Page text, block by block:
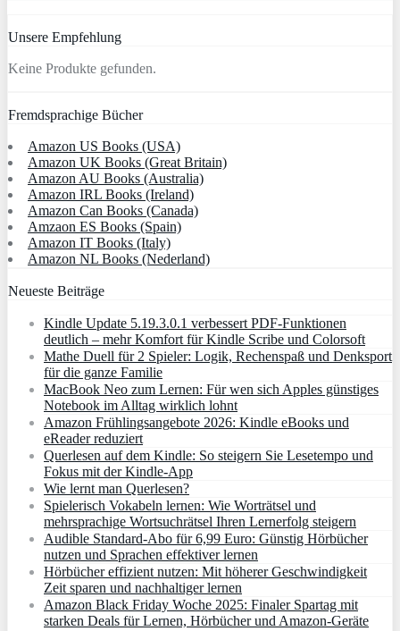
Unsere Empfehlung
Keine Produkte gefunden.
Fremdsprachige Bücher
Amazon US Books (USA)
Amazon UK Books (Great Britain)
Amazon AU Books (Australia)
Amazon IRL Books (Ireland)
Amazon Can Books (Canada)
Amzaon ES Books (Spain)
Amazon IT Books (Italy)
Amazon NL Books (Nederland)
Neueste Beiträge
Kindle Update 5.19.3.0.1 verbessert PDF-Funktionen
deutlich – mehr Komfort für Kindle Scribe und Colorsoft
Mathe Duell für 2 Spieler: Logik, Rechenspaß und Denksport
für die ganze Familie
MacBook Neo zum Lernen: Für wen sich Apples günstiges
Notebook im Alltag wirklich lohnt
Amazon Frühlingsangebote 2026: Kindle eBooks und
eReader reduziert
Querlesen auf dem Kindle: So steigern Sie Lesetempo und
Fokus mit der Kindle-App
Wie lernt man Querlesen?
Spielerisch Vokabeln lernen: Wie Worträtsel und
mehrsprachige Wortsuchrätsel Ihren Lernerfolg steigern
Audible Standard-Abo für 6,99 Euro: Günstig Hörbücher
nutzen und Sprachen effektiver lernen
Hörbücher effizient nutzen: Mit höherer Geschwindigkeit
Zeit sparen und nachhaltiger lernen
Amazon Black Friday Woche 2025: Finaler Spartag mit
starken Deals für Lernen, Hörbücher und Amazon‑Geräte